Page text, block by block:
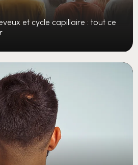
et cycle capillaire : tout ce